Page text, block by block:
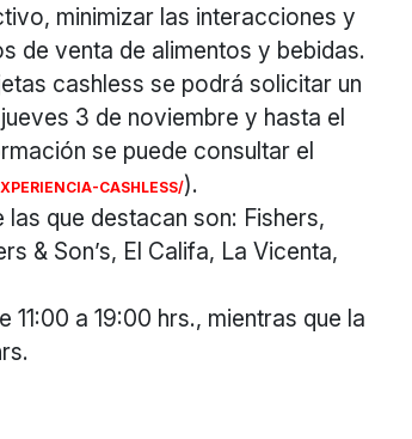
minimizar las interacciones y
de venta de alimentos y bebidas.
cashless se podrá solicitar un
3 de noviembre y hasta el
se puede consultar el
CASHLESS/).
las que destacan son: Fishers,
& Son’s, El Califa, La Vicenta,
a 19:00 hrs., mientras que la